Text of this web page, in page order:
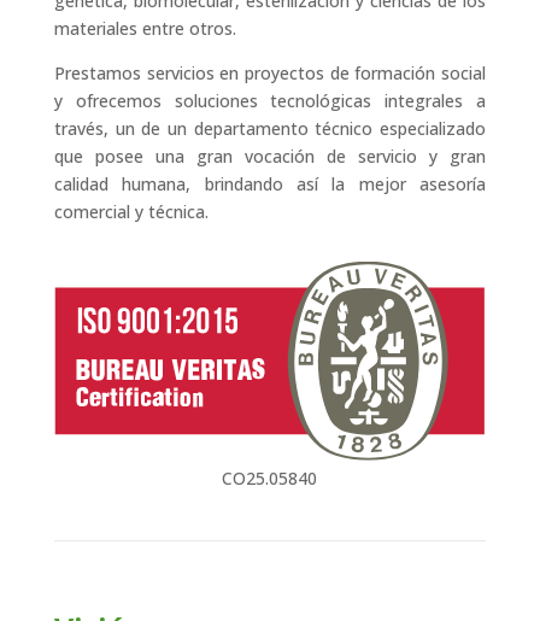
materiales entre otros.
Prestamos servicios en proyectos de formación social
y ofrecemos soluciones tecnológicas integrales a
través, un de un departamento técnico especializado
que posee una gran vocación de servicio y gran
calidad humana, brindando así la mejor asesoría
comercial y técnica.
CO25.05840